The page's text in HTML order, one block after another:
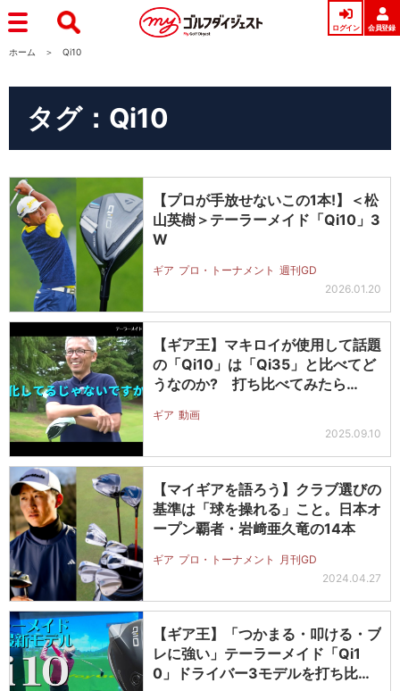
ログイン 会員登録
ホーム Qi10
タグ：Qi10
【プロが手放せないこの1本!】＜松
山英樹＞テーラーメイド「Qi10」3
W
ギア プロ・トーナメント 週刊GD
2026.01.20
【ギア王】マキロイが使用して話題
の「Qi10」は「Qi35」と比べてど
うなのか? 打ち比べてみたら…
ギア 動画
2025.09.10
【マイギアを語ろう】クラブ選びの
基準は「球を操れる」こと。日本オ
ープン覇者・岩﨑亜久竜の14本
ギア プロ・トーナメント
月刊GD
2024.04.27
【ギア王】「つかまる・叩ける・ブ
レに強い」テーラーメイド「Qi1
0」ドライバー3モデルを打ち比べ